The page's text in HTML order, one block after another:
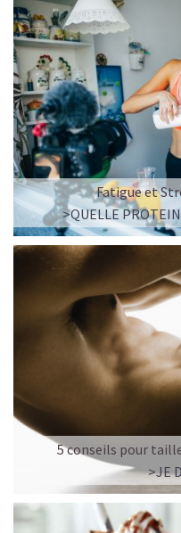
Fatigue et
>QUELLE
5 conseils pour
>JE